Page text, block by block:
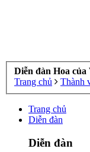
Diễn đàn Hoa của
Trang chủ
Thành
Trang chủ
Diễn đàn
Diễn đàn